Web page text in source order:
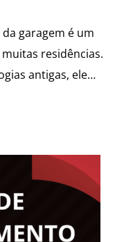
garagem é um
residências.
antigas, ele
portões
mesmo sinal para